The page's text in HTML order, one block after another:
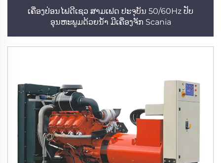
ເຄື່ອງປ່ອນໄຟດີເຊວ ສາມເຟດ ປະຈຸບັນ 50/60Hz ປັບ
ອຸນຫະພູມດ້ວຍນ້ຳ ມີເຄື່ອງຈັກ Scania